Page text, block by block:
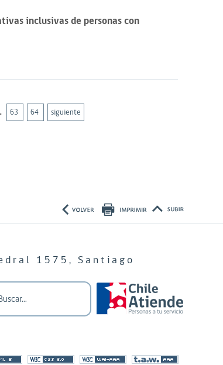
inclusivas de personas con
63 64 siguiente
1575, Santiago